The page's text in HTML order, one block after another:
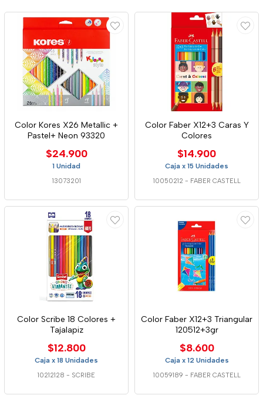
Color Kores X26 Metallic +
Pastel+ Neon 93320
$24.900
1 Unidad
13073201
Color Faber X12+3 Caras Y
Colores
$14.900
Caja x 15 Unidades
10050212 - FABER CASTELL
Color Scribe 18 Colores +
Tajalapiz
$12.800
Caja x 18 Unidades
10212128 - SCRIBE
Color Faber X12+3 Triangular
120512+3gr
$8.600
Caja x 12 Unidades
10059189 - FABER CASTELL